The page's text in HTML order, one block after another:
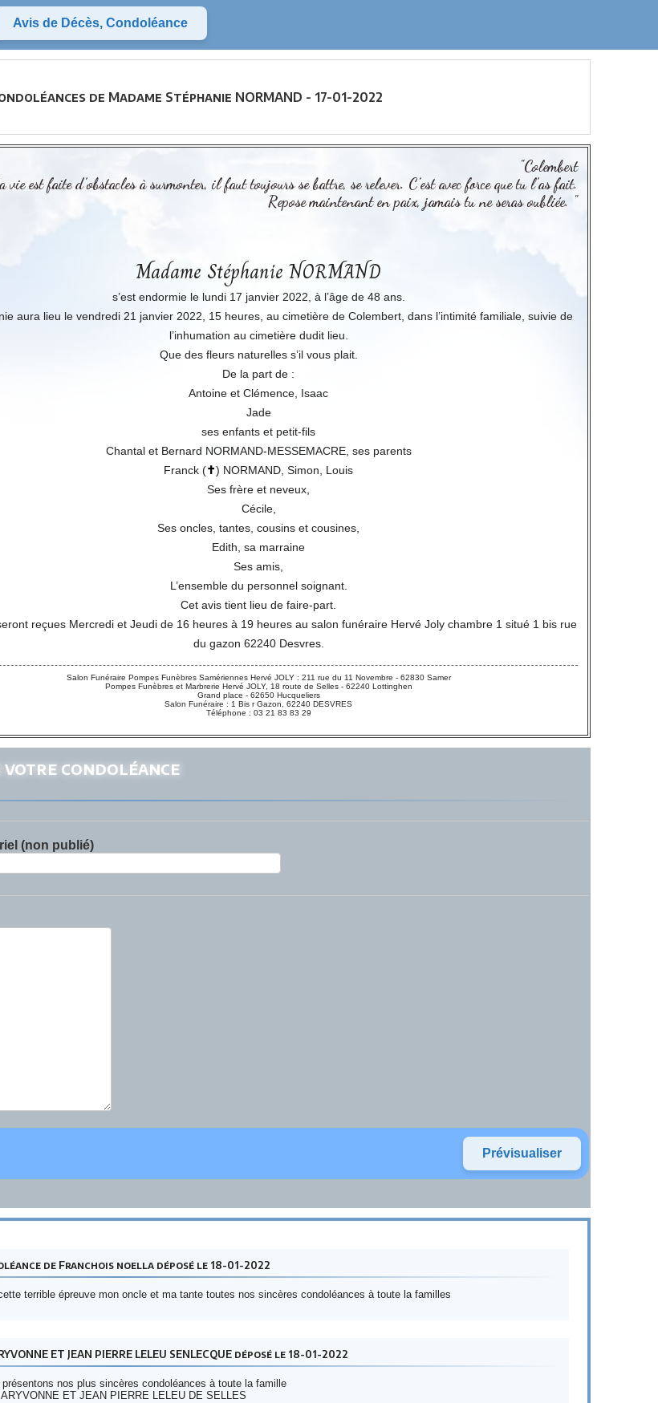
Avis de Décès, Condoléance
de Madame Stéphanie NORMAND - 17-01-2022
"Colembert
vie est faite d’obstacles à surmonter, il faut toujours se battre, se relever. C’est avec force que tu l’as fait.
Repose maintenant en paix, jamais tu ne seras oubliée. "
Madame Stéphanie NORMAND
s’est endormie le lundi 17 janvier 2022, à l’âge de 48 ans.
aura lieu le vendredi 21 janvier 2022, 15 heures, au cimetière de Colembert, dans l’intimité familiale, suivie de
l’inhumation au cimetière dudit lieu.
Que des fleurs naturelles s’il vous plait.
De la part de :
Antoine et Clémence, Isaac
Jade
ses enfants et petit-fils
Chantal et Bernard NORMAND-MESSEMACRE, ses parents
Franck (✝) NORMAND, Simon, Louis
Ses frère et neveux,
Cécile,
Ses oncles, tantes, cousins et cousines,
Edith, sa marraine
Ses amis,
L’ensemble du personnel soignant.
Cet avis tient lieu de faire-part.
reçues Mercredi et Jeudi de 16 heures à 19 heures au salon funéraire Hervé Joly chambre 1 situé 1 bis rue
du gazon 62240 Desvres.
Salon Funéraire Pompes Funèbres Samériennes Hervé JOLY : 211 rue du 11 Novembre - 62830 Samer
Pompes Funèbres et Marbrerie Hervé JOLY, 18 route de Selles - 62240 Lottinghen
Grand place - 62650 Hucqueliers
Salon Funéraire : 1 Bis r Gazon, 62240 DESVRES
Téléphone : 03 21 83 83 29
votre condoléance
(non publié)
de Franchois noella déposé le 18-01-2022
terrible épreuve mon oncle et ma tante toutes nos sincères condoléances à toute la familles
ET JEAN PIERRE LELEU SENLECQUE déposé le 18-01-2022
nos plus sincères condoléances à toute la famille
ET JEAN PIERRE LELEU DE SELLES